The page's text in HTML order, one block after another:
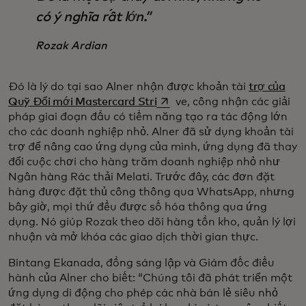
có ý nghĩa rất lớn.”
Rozak Ardian
Đó là lý do tại sao Alner nhận được khoản tài trợ của
Quỹ Đổi mới Mastercard Striopens in a new tab
ve, công nhận các giải
pháp giai đoạn đầu có tiềm năng tạo ra tác động lớn
cho các doanh nghiệp nhỏ. Alner đã sử dụng khoản tài
trợ để nâng cao ứng dụng của mình, ứng dụng đã thay
đổi cuộc chơi cho hàng trăm doanh nghiệp nhỏ như
Ngân hàng Rác thải Melati. Trước đây, các đơn đặt
hàng được đặt thủ công thông qua WhatsApp, nhưng
bây giờ, mọi thứ đều được số hóa thông qua ứng
dụng. Nó giúp Rozak theo dõi hàng tồn kho, quản lý lợi
nhuận và mở khóa các giao dịch thời gian thực.
Bintang Ekanada, đồng sáng lập và Giám đốc điều
hành của Alner cho biết: “Chúng tôi đã phát triển một
ứng dụng di động cho phép các nhà bán lẻ siêu nhỏ